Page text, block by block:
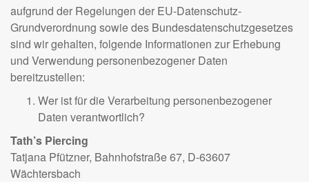
aufgrund der Regelungen der EU-Datenschutz-
Grundverordnung sowie des Bundesdatenschutzgesetzes
sind wir gehalten, folgende Informationen zur Erhebung
und Verwendung personenbezogener Daten
bereitzustellen:
Wer ist für die Verarbeitung personenbezogener
Daten verantwortlich?
Tath’s Piercing
Tatjana Pfützner, Bahnhofstraße 67, D-63607
Wächtersbach